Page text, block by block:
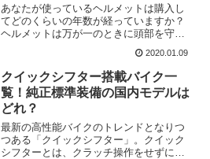
あなたが使っているヘルメットは購入し
てどのくらいの年数が経っていますか？
ヘルメットは万が一のときに頭部を守っ
要な装備です。そんなヘルメットが気付
かぬうちに寿命を迎え、本来の性能を発
揮できなくなっていたとし...
2020.01.09
クイックシフター搭載バイク一
覧！純正標準装備の国内モデルは
どれ？
最新の高性能バイクのトレンドとなりつ
つある「クイックシフター」。クイック
シフターとは、クラッチ操作をせずにシ